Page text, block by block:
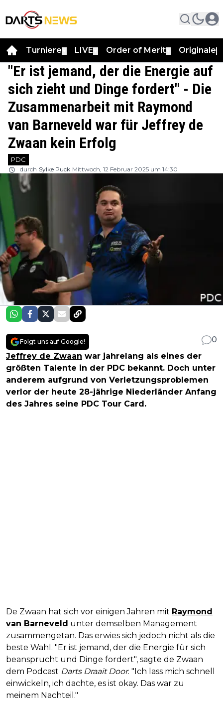
Turniere LIVE Order of Merit Originale
"Er ist jemand, der die Energie auf
sich zieht und Dinge fordert" - Die
Zusammenarbeit mit Raymond
van Barneveld war für Jeffrey de
Zwaan kein Erfolg
PDC
durch Sylke Puck Mittwoch, 12 Februar 2025 um 14:30
Folgt uns auf Google!
0
Jeffrey de Zwaan war jahrelang als eines der
größten Talente in der PDC bekannt. Doch unter
anderem aufgrund von Verletzungsproblemen
verlor der heute 28-jährige Niederländer Anfang
des Jahres seine PDC Tour Card.
De Zwaan hat sich vor einigen Jahren mit Raymond
van Barneveld unter demselben Management
zusammengetan. Das erwies sich jedoch nicht als die
beste Wahl. "Er ist jemand, der die Energie für sich
beansprucht und Dinge fordert", sagte de Zwaan
dem Podcast Darts Draait Door. "Ich lass mich schnell
einwickeln, ich dachte, es ist okay. Das war zu
meinem Nachteil."